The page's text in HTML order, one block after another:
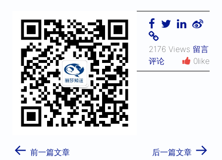
2176 Views 留言
评论
0like
← 前一篇文章 后一篇文章 →